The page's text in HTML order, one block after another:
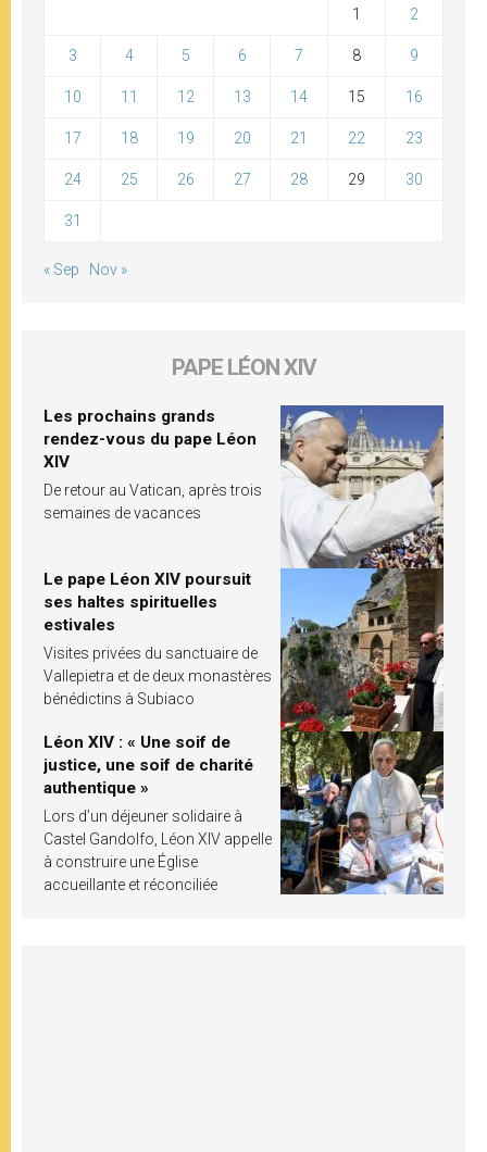
1 2
3 4 5 6 7 8 9
10 11 12 13 14 15 16
17 18 19 20 21 22 23
24 25 26 27 28 29 30
31
« Sep Nov »
PAPE LÉON XIV
Les prochains grands
rendez-vous du pape Léon
XIV
De retour au Vatican, après trois
semaines de vacances
Le pape Léon XIV poursuit
ses haltes spirituelles
estivales
Visites privées du sanctuaire de
Vallepietra et de deux monastères
bénédictins à Subiaco
Léon XIV : « Une soif de
justice, une soif de charité
authentique »
Lors d’un déjeuner solidaire à
Castel Gandolfo, Léon XIV appelle
à construire une Église
accueillante et réconciliée